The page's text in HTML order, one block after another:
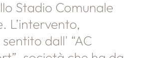
Stadio Comunale
L’intervento,
dall' “AC